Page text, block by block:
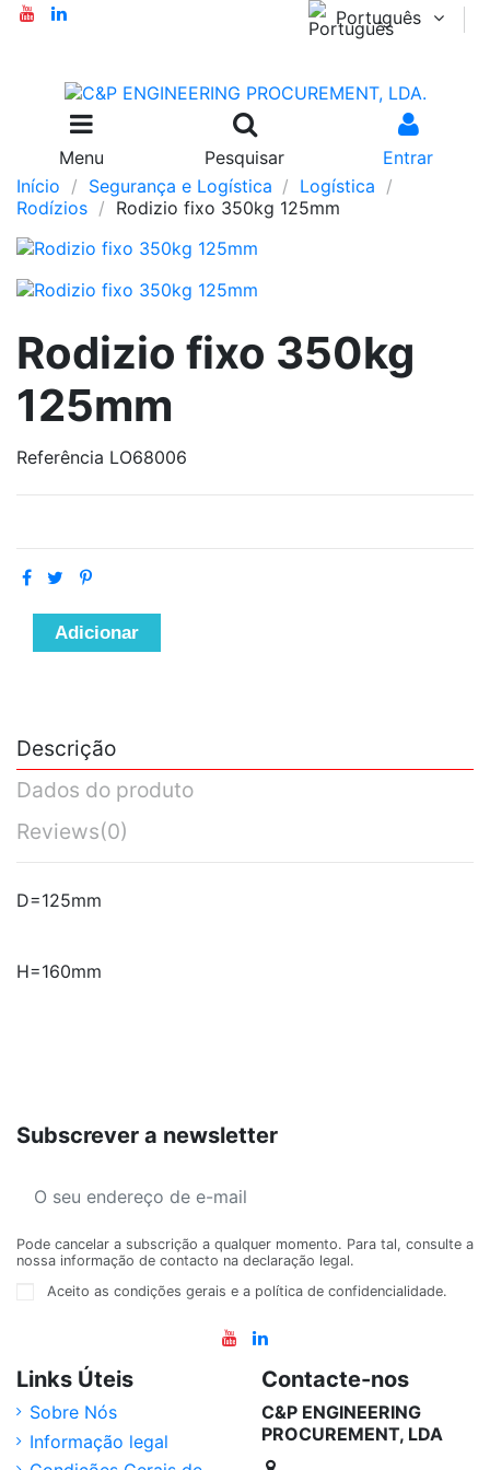
Português
Menu Pesquisar
Entrar
Início
Segurança e Logística
Logística
Rodízios
Rodizio fixo 350kg 125mm
Rodizio fixo 350kg
125mm
Referência LO68006
Adicionar
Descrição
Dados do produto
Reviews(0)
D=125mm
H=160mm
Subscrever a newsletter
Pode cancelar a subscrição a qualquer momento. Para tal, consulte a
nossa informação de contacto na declaração legal.
Aceito as condições gerais e a política de confidencialidade.
Links Úteis
Sobre Nós
Informação legal
Contacte-nos
C&P ENGINEERING
PROCUREMENT, LDA